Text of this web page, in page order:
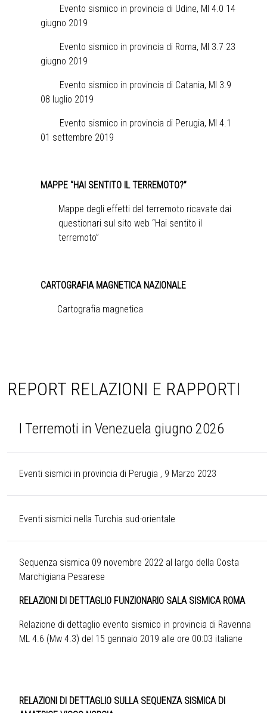
Evento sismico in provincia di Udine, Ml 4.0 14
giugno 2019
Evento sismico in provincia di Roma, Ml 3.7 23
giugno 2019
Evento sismico in provincia di Catania, Ml 3.9
08 luglio 2019
Evento sismico in provincia di Perugia, Ml 4.1
01 settembre 2019
MAPPE “HAI SENTITO IL TERREMOTO?”
Mappe degli effetti del terremoto ricavate dai
questionari sul sito web “Hai sentito il
terremoto”
CARTOGRAFIA MAGNETICA NAZIONALE
Cartografia magnetica
REPORT RELAZIONI E RAPPORTI
I Terremoti in Venezuela giugno 2026
Eventi sismici in provincia di Perugia , 9 Marzo 2023
Eventi sismici nella Turchia sud-orientale
Sequenza sismica 09 novembre 2022 al largo della Costa
Marchigiana Pesarese
RELAZIONI DI DETTAGLIO FUNZIONARIO SALA SISMICA ROMA
Relazione di dettaglio evento sismico in provincia di Ravenna
ML 4.6 (Mw 4.3) del 15 gennaio 2019 alle ore 00:03 italiane
RELAZIONI DI DETTAGLIO SULLA SEQUENZA SISMICA DI